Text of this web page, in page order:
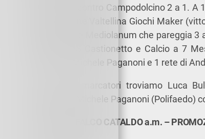
che vincono contro Campodolcino 2 a 1. A
Caffè, il Fusine Valtellina Giochi Maker
la Fondazione Mediolanum che pareggia
tra Finarc GS Castionetto e Calcio a 7
(tripletta di Michele Paganoni e 1 rete di
In classifica marcatori troviamo Luca
tallonato da Michele Paganoni (Polifaedo)
16° TROFEO FALCO CATALDO a.m. –